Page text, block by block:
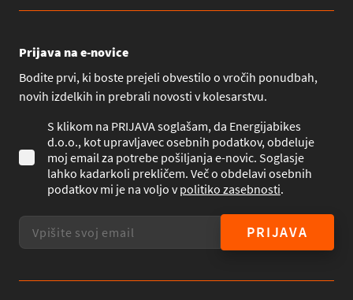
Prijava na e-novice
Bodite prvi, ki boste prejeli obvestilo o vročih ponudbah,
novih izdelkih in prebrali novosti v kolesarstvu.
S klikom na PRIJAVA soglašam, da Energijabikes
d.o.o., kot upravljavec osebnih podatkov, obdeluje
moj email za potrebe pošiljanja e-novic. Soglasje
lahko kadarkoli prekličem. Več o obdelavi osebnih
podatkov mi je na voljo vpolitiko zasebnosti.
PRIJAVA